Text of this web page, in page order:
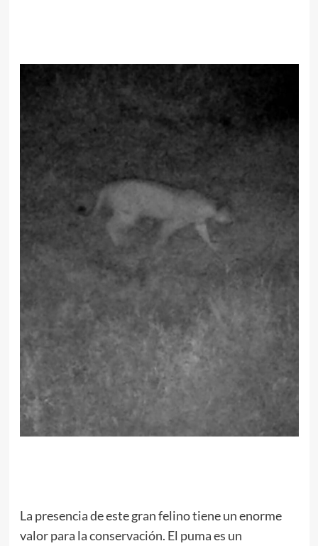
La presencia de este gran felino tiene un enorme
valor para la conservación. El puma es un